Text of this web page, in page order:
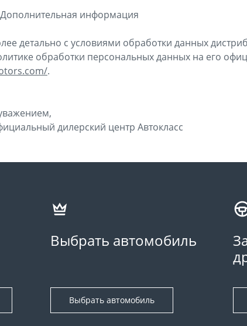
Дополнительная информация
детально с условиями обработки данных
обработки персональных данных на его
.
дилерский центр Автокласс
Выбрать автомобиль
Выбрать автомобиль